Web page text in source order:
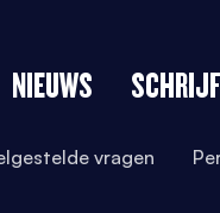
NIEUWS
vragen